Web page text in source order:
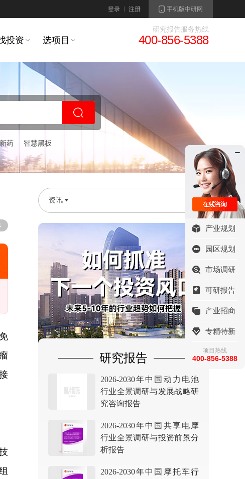
登录 注册 手机版中研网
投资 选项目
研究报告服务热线
400-856-5388
药 智慧黑板
资讯
研究报告
2026-2030年中国动力电池
行业全景调研与发展战略研
究咨询报告
2026-2030年中国共享电摩
行业全景调研与投资前景分
析报告
2026-2030年中国摩托车行
产业规划
园区规划
市场调研
可研报告
产业招商
专精特新
项目热线
400-856-5388